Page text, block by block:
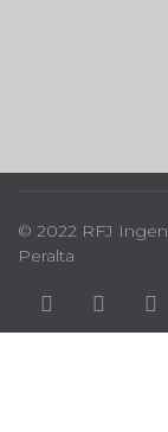
© 2022 RFJ
Peralta